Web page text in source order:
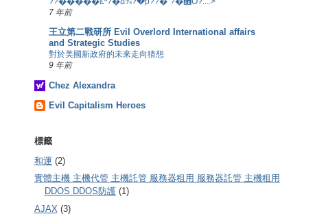
7 年前
王立第二戰研所 Evil Overlord International affairs
and Strategic Studies
對於美國新政府的未來走向猜想
9 年前
Chez Alexandra
Evil Capitalism Heroes
標籤
和運 (2)
實體主機 主機代管 主機託管 服務器租用 服務器託管 主機租用
DDOS DDOS防護 (1)
AJAX (3)